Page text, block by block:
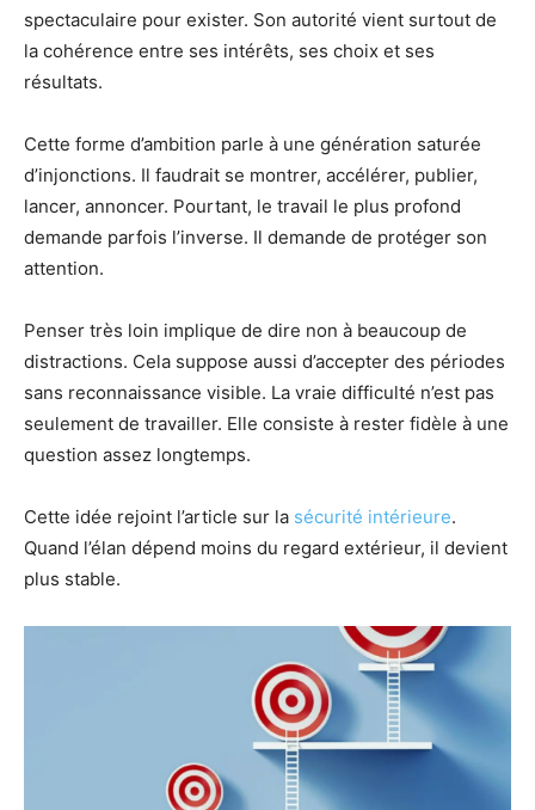
spectaculaire pour exister. Son autorité vient surtout de
la cohérence entre ses intérêts, ses choix et ses
résultats.
Cette forme d’ambition parle à une génération saturée
d’injonctions. Il faudrait se montrer, accélérer, publier,
lancer, annoncer. Pourtant, le travail le plus profond
demande parfois l’inverse. Il demande de protéger son
attention.
Penser très loin implique de dire non à beaucoup de
distractions. Cela suppose aussi d’accepter des périodes
sans reconnaissance visible. La vraie difficulté n’est pas
seulement de travailler. Elle consiste à rester fidèle à une
question assez longtemps.
Cette idée rejoint l’article sur la sécurité intérieure.
Quand l’élan dépend moins du regard extérieur, il devient
plus stable.